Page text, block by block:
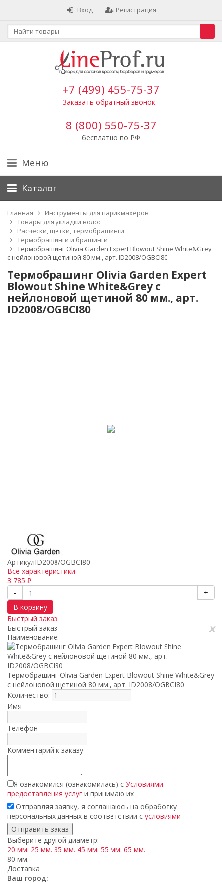
Вход Регистрация
+7 (499) 455-75-37
Заказать обратный звонок
8 (800) 550-75-37
бесплатно по РФ
Меню
Каталог
Главная
Инструменты для парикмахеров
Товары для укладки волос
Расчески, щетки, термобрашинги
Термобрашинги и брашинги
Термобрашинг Olivia Garden Expert Blowout Shine White&Grey
с нейлоновой щетиной 80 мм., арт. ID2008/OGBCI80
Термобрашинг Olivia Garden Expert
Blowout Shine White&Grey с
нейлоновой щетиной 80 мм., арт.
ID2008/OGBCI80
АртикулID2008/OGBCI80
Все характеристики
3 785 ₽
-
+
В корзину
Быстрый заказ
Быстрый заказ
x
Наименование:
Термобрашинг Olivia Garden Expert Blowout Shine White&Grey
с нейлоновой щетиной 80 мм., арт. ID2008/OGBCI80
Количество:
Имя
Телефон
Комментарий к заказу
Я ознакомился (ознакомилась) с Условиями
предоставления услуг и принимаю их
Отправляя заявку, я соглашаюсь на обработку
персональных данных в соответствии с условиями
Выберите другой диаметр:
20 мм. 25 мм. 35 мм. 45 мм. 55 мм. 65 мм.
80 мм.
Доставка
Ваш город: